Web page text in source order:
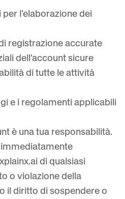
per l'elaborazione dei
registrazione accurate
dell'account sicure
di tutte le attività
e i regolamenti applicabili
è una tua responsabilità.
di qualsiasi
o violazione della
il diritto di sospendere o